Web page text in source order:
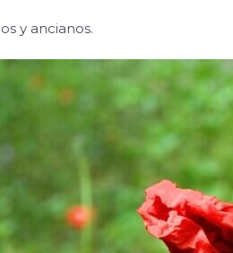
y ancianos.